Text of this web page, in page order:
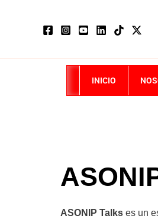
INICIO
ASONIP Talks es un